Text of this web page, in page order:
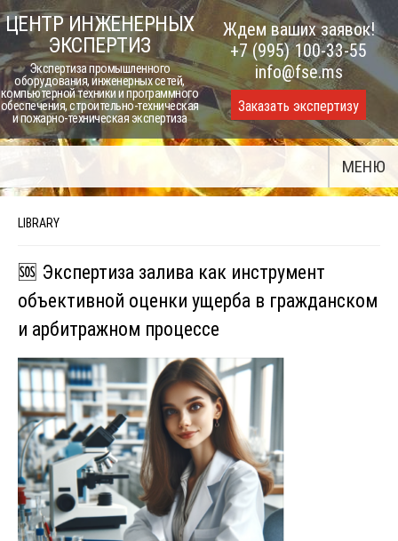
Skip
to
content
ЦЕНТР ИНЖЕНЕРНЫХ
ЭКСПЕРТИЗ
Экспертиза промышленного
оборудования, инженерных сетей,
компьютерной техники и программного
обеспечения, строительно-техническая
и пожарно-техническая экспертиза
Ждем ваших заявок!
+7 (995) 100-33-55
info@fse.ms
Заказать экспертизу
МЕНЮ
LIBRARY
🆘 Экспертиза залива как инструмент
объективной оценки ущерба в гражданском
и арбитражном процессе